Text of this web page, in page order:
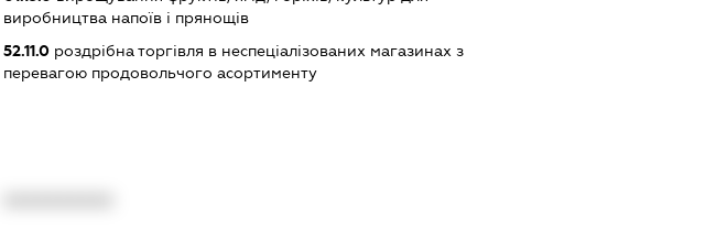
виробництва напоїв і прянощів
52.11.0 роздрібна торгівля в неспеціалізованих магазинах з
перевагою продовольчого асортименту